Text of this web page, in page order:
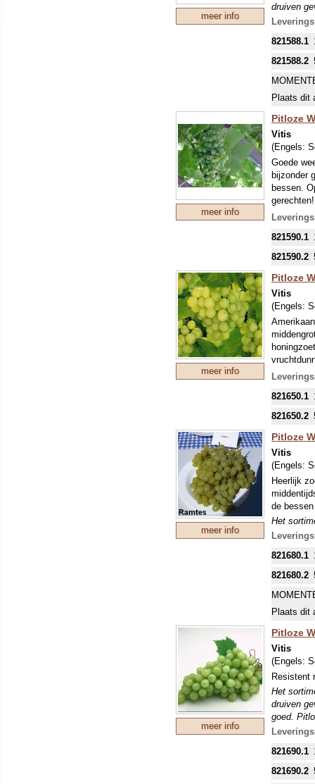
meer info
druiven
goed.
tegen
DE
821588.1
821588.2
Plaats dit
meer info
Pitloze
Vitis
(Engels:
Goede
bijzonder
bessen.
Het
goed.
vormen.
DE
821590.1
821590.2
meer info
Pitloze
Vitis
(Engels:
Het
goed.
vormen.
DE
821650.1
821650.2
meer info
Pitloze
Vitis
(Engels:
Heerlijk
de
Het
druiven
vormen.
tegen
821680.1
821680.2
Plaats dit
meer info
Pitloze
Vitis
(Engels:
Resistent
Het
druiven
goed.
vormen.
DE
821690.1
821690.2